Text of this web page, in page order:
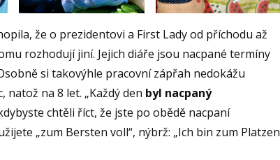
že o prezidentovi a First Lady od příchodu až
rozhodují jiní. Jejich diáře jsou nacpané termíny
si takovýhle pracovní zápřah nedokážu
natož na 8 let. „Každý den byl nacpaný
chtěli říct, že jste po obědě nacpaní
„zum Bersten voll“, nýbrž: „Ich bin zum Platzen